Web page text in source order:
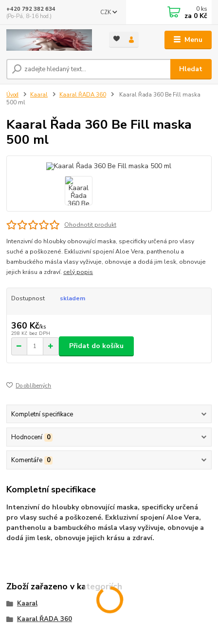
Menu
CZK
Hledat
+420 792 382 634
(Po-Pá, 8-16 hod.)
0 ks
za 0 Kč
Úvod Kaaral Kaaral ŘADA 360
Kaaral Řada 360 Be Fill maska
500 ml
Kaaral Řada 360 Be Fill maska
500 ml
Ohodnotit produkt
Intenzivní do hloubky obnovující maska, specificky určená pro vlasy
suché a poškozené. Exkluzivní spojení Aloe Vera, panthenolu a
bambuckého másla vlasy vyživuje, obnovuje a dodá jim lesk, obnovuje
jejich krásu a zdraví. celý popis
Dostupnost skladem
360 Kč/ks
298 Kč bez DPH
Přidat do košíku
Do oblíbených
Kompletní specifikace
Hodnocení 0
Komentáře 0
Kompletní specifikace
Intenzivní do hloubky obnovující maska, specificky určená
pro vlasy suché a poškozené. Exkluzivní spojení Aloe Vera,
panthenolu a bambuckého másla vlasy vyživuje, obnovuje a
dodá jim lesk, obnovuje jejich krásu a zdraví.
Zboží zařazeno v kategoriích
Kaaral
Kaaral ŘADA 360